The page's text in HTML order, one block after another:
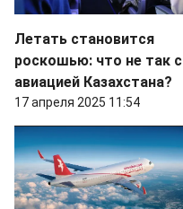
Летать становится
роскошью: что не так с
авиацией Казахстана?
17 апреля 2025 11:54